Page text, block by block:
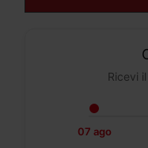
Ricevi
07 ago